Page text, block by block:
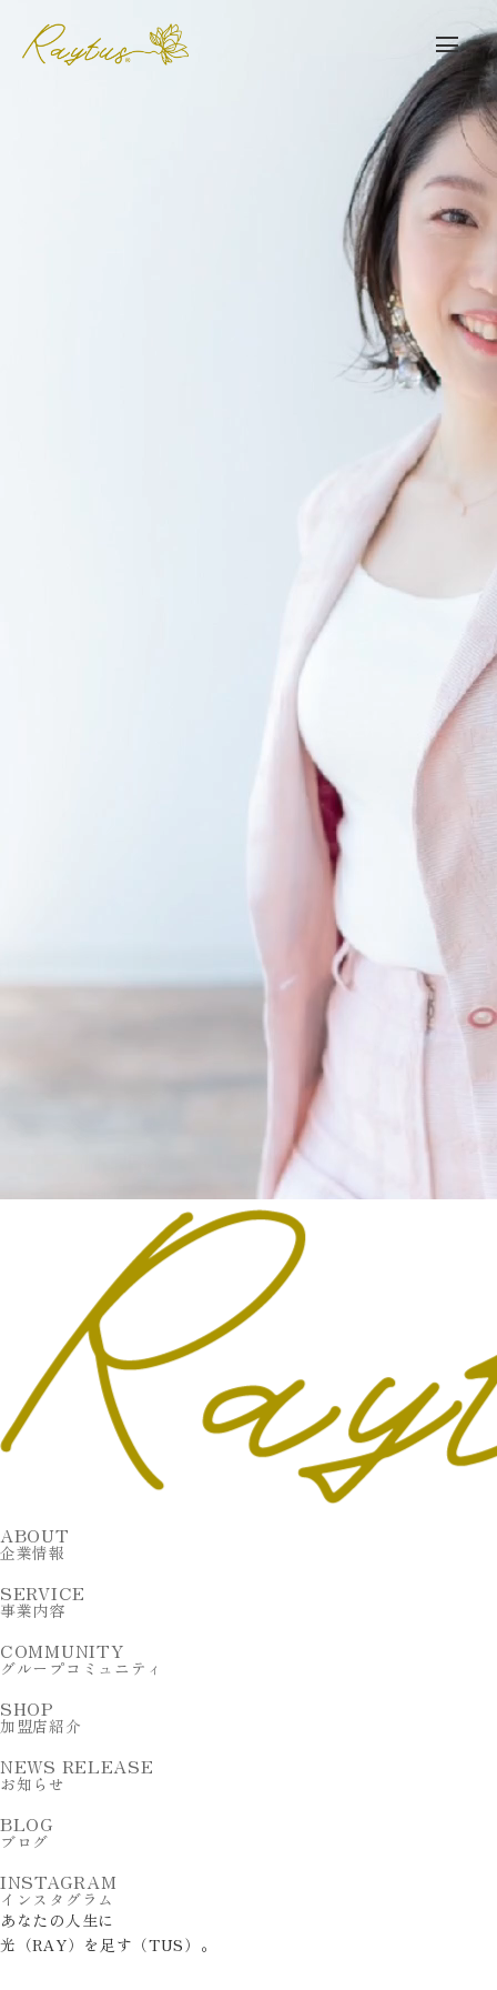
ABOUT
企業情報
SERVICE
事業内容
COMMUNITY
グループコミュニティ
SHOP
加盟店紹介
NEWS RELEASE
お知らせ
BLOG
ブログ
INSTAGRAM
インスタグラム
あ な た の人生に
光 （RAY） を 足す （TUS） 。